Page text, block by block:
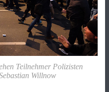
Teilnehmer Polizisten
Willnow